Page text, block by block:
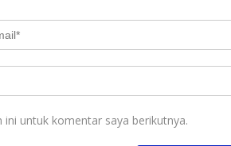
untuk komentar saya berikutnya.